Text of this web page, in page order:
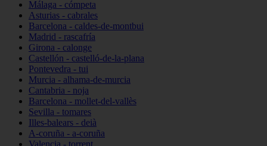
Málaga - cómpeta
Asturias - cabrales
Barcelona - caldes-de-montbui
Madrid - rascafría
Girona - calonge
Castellón - castelló-de-la-plana
Pontevedra - tui
Murcia - alhama-de-murcia
Cantabria - noja
Barcelona - mollet-del-vallès
Sevilla - tomares
Illes-balears - deià
A-coruña - a-coruña
Valencia - torrent